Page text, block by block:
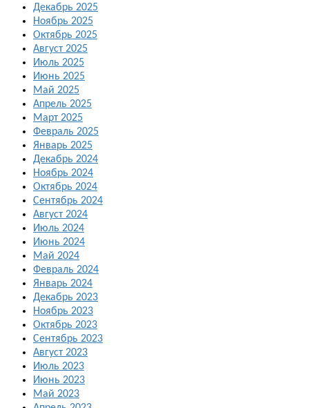
Декабрь 2025
Ноябрь 2025
Октябрь 2025
Август 2025
Июль 2025
Июнь 2025
Май 2025
Апрель 2025
Март 2025
Февраль 2025
Январь 2025
Декабрь 2024
Ноябрь 2024
Октябрь 2024
Сентябрь 2024
Август 2024
Июль 2024
Июнь 2024
Май 2024
Февраль 2024
Январь 2024
Декабрь 2023
Ноябрь 2023
Октябрь 2023
Сентябрь 2023
Август 2023
Июль 2023
Июнь 2023
Май 2023